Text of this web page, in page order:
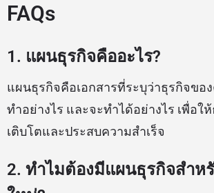
FAQs
1. แผนธุรกิจคืออะไร?
แผนธุรกิจคือเอกสารที่ระบุว่าธุรกิจขอ
ทำอย่างไร และจะทำได้อย่างไร เพื่อ
เติบโตและประสบความสำเร็จ
2. ทำไมต้องมีแผนธุรกิจสำห